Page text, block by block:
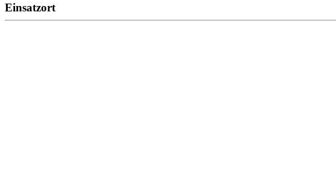
Einsatzort